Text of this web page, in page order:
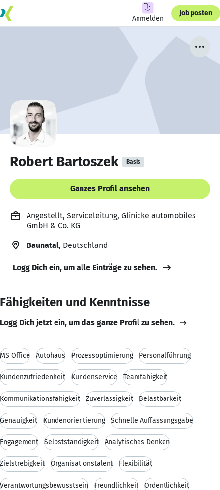
Anmelden
Job posten
Robert Bartoszek Basis
Ganzes Profil ansehen
Angestellt, Serviceleitung, Glinicke automobiles
GmbH & Co. KG
Baunatal, Deutschland
Logg Dich ein, um alle Einträge zu sehen.
Fähigkeiten und Kenntnisse
Logg Dich jetzt ein, um das ganze Profil zu sehen.
MS Office Autohaus Prozessoptimierung Personalführung
Kundenzufriedenheit Kundenservice Teamfähigkeit
Kommunikationsfähigkeit Zuverlässigkeit Belastbarkeit
Genauigkeit Kundenorientierung Schnelle Auffassungsgabe
Engagement Selbstständigkeit Analytisches Denken
Zielstrebigkeit Organisationstalent Flexibilität
Verantwortungsbewusstsein Freundlichkeit Ordentlichkeit